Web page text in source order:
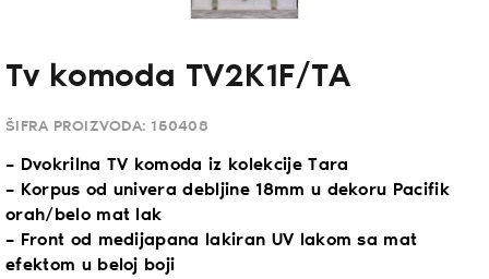
Tv komoda TV2K1F/TA
ŠIFRA PROIZVODA: 150408
– Dvokrilna TV komoda iz kolekcije Tara
– Korpus od univera debljine 18mm u dekoru Pacifik
orah/belo mat lak
– Front od medijapana lakiran UV lakom sa mat
efektom u beloj boji